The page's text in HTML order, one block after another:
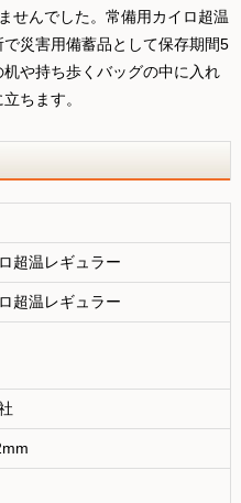
せんでした。常備用カイロ超温
災害用備蓄品として保存期間5
や持ち歩くバッグの中に入れ
ちます。
超温レギュラー
超温レギュラー